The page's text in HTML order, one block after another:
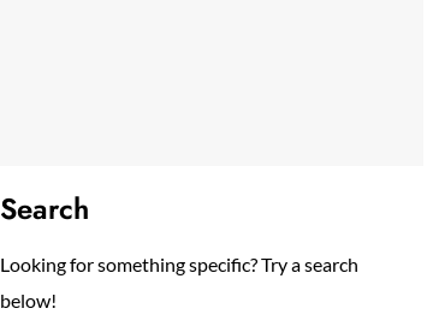
Search
Looking for something specific? Try a search
below!